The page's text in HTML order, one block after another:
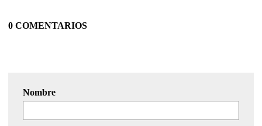
0 COMENTARIOS
Nombre